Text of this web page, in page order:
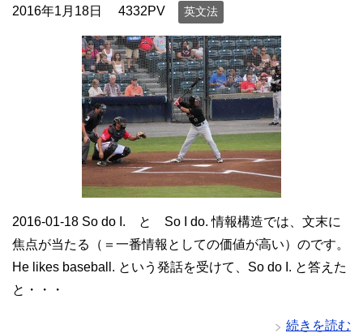
2016年1月18日 4332PV 英文法
2016-01-18 So do I. と So I do. 情報構造では、文末に
焦点が当たる（＝一番情報としての価値が高い）のです。
He likes baseball. という発話を受けて、So do I. と答えた
と・・・
続きを読む